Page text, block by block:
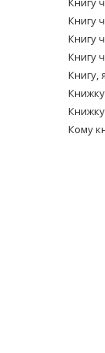
Книгу
Книгу
Книгу
Книгу,
Кому